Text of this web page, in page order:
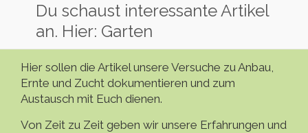
Du schaust interessante Artikel
an. Hier: Garten
Hier sollen die Artikel unsere Versuche zu Anbau,
Ernte und Zucht dokumentieren und zum
Austausch mit Euch dienen.
Von Zeit zu Zeit geben wir unsere Erfahrungen und